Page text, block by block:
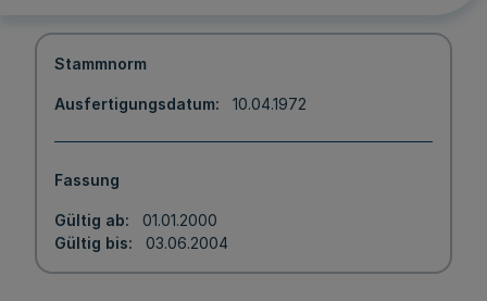
Stammnorm
Ausfertigungsdatum 10.04.1972
Fassung
Gültig ab
01.01.2000
Gültig bis
03.06.2004